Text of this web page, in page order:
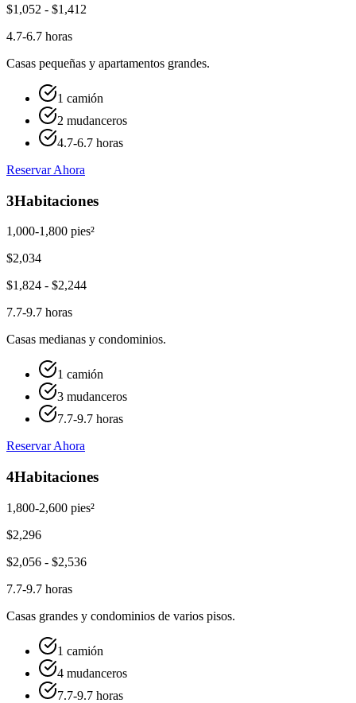
$1,052 - $1,412
4.7-6.7 horas
Casas pequeñas y apartamentos grandes.
1 camión
2 mudanceros
4.7-6.7 horas
Reservar Ahora
3Habitaciones
1,000-1,800 pies²
$2,034
$1,824 - $2,244
7.7-9.7 horas
Casas medianas y condominios.
1 camión
3 mudanceros
7.7-9.7 horas
Reservar Ahora
4Habitaciones
1,800-2,600 pies²
$2,296
$2,056 - $2,536
7.7-9.7 horas
Casas grandes y condominios de varios pisos.
1 camión
4 mudanceros
7.7-9.7 horas